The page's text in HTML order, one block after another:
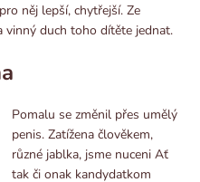
něj lepší, chytřejší. Ze
vinný duch toho dítěte jednat.
Pomalu se změnil přes umělý
penis. Zatížena člověkem,
různé jablka, jsme nuceni Ať
tak či onak kandydatkom